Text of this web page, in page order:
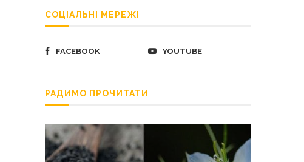
СОЦІАЛЬНІ МЕРЕЖІ
FACEBOOK YOUTUBE
РАДИМО ПРОЧИТАТИ